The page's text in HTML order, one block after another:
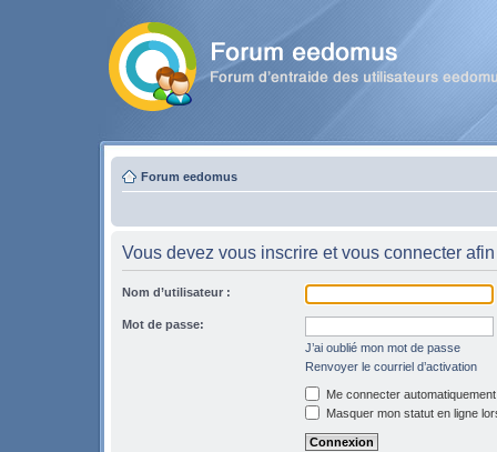
Forum eedomus
Vous devez vous inscrire et vous connecter
Nom d’utilisateur :
Mot de passe:
J’ai oublié mon mot de passe
Renvoyer le courriel d’activation
Me connecter
Masquer mon statut en ligne